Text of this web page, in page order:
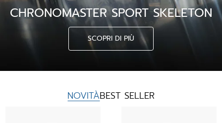
CHRONOMASTER SPORT SKELETON
SCOPRI DI PIÙ
NOVITÀBEST SELLER